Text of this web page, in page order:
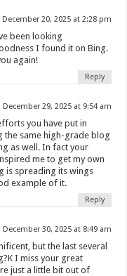
December 20, 2025 at 2:28 pm
been looking
I found it on Bing.
again!
Reply
December 29, 2025 at 9:54 am
you have put in
the same high-grade blog
as well. In fact your
me to get my own
is spreading its wings
example of it.
Reply
December 30, 2025 at 8:49 am
but the last several
I miss your great
just a little bit out of